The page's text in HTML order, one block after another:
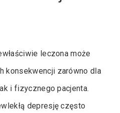
leczona może
konsekwencji zarówno dla
i fizycznego pacjenta.
depresję często